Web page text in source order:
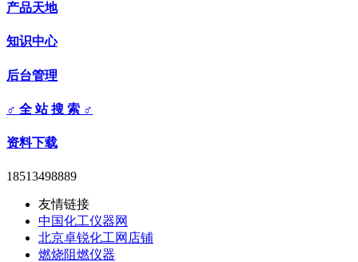
产品天地
知识中心
后台管理
♂ 全 站 搜 索 ♂
资料下载
18513498889
友情链接
中国化工仪器网
北京卓锐化工网店铺
燃烧阻燃仪器